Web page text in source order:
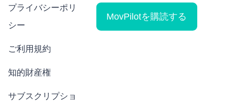
プライバシーポリ
シー
ご利用規約
知的財産権
サブスクリプショ
MovPilotを購読する